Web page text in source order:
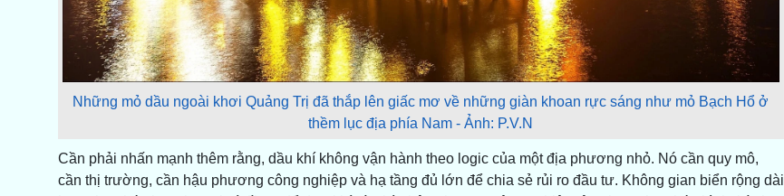
Những mỏ dầu ngoài khơi Quảng Trị đã thắp lên giấc mơ về những giàn khoan rực sáng như mỏ Bạch Hổ ở
thềm lục địa phía Nam - Ảnh: P.V.N
Cần phải nhấn mạnh thêm rằng, dầu khí không vận hành theo logic của một địa phương nhỏ. Nó cần quy mô,
cần thị trường, cần hậu phương công nghiệp và hạ tầng đủ lớn để chia sẻ rủi ro đầu tư. Không gian biển rộng dài